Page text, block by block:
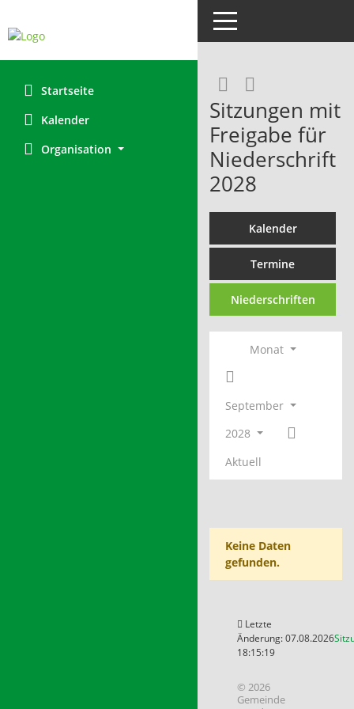
Startseite
Kalender
Organisation
Toggle navigation
Sitzungen mit
Freigabe für
Niederschrift
2028
Kalender
Termine
Niederschriften
Monat
September
2028
Aktuell
Keine Daten
gefunden.
Letzte
Änderung: 07.08.2026
18:15:19
© 2026
Gemeinde